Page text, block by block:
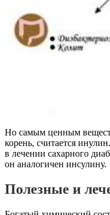
Но самым ценным
корень, считается
в лечении сахарного
он аналогичен инсулину.
Полезные и